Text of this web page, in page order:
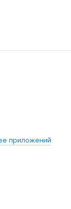
приложений